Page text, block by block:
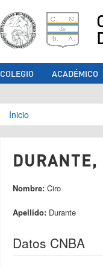
COLEGIO ACADÉMICO
Se
Inicio
Nombre: Ciro
Apellido: Durante
Datos CNBA